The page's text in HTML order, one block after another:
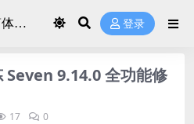
登录
9.14.0 全功能修
17 0